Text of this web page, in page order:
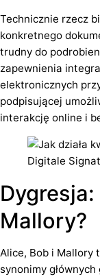
Technicznie rzecz
konkretnego
trudny do
zapewnienia
elektronicznych
podpisującej
interakcję online i
Mallory?
Alice, Bob i Mallory
synonimy